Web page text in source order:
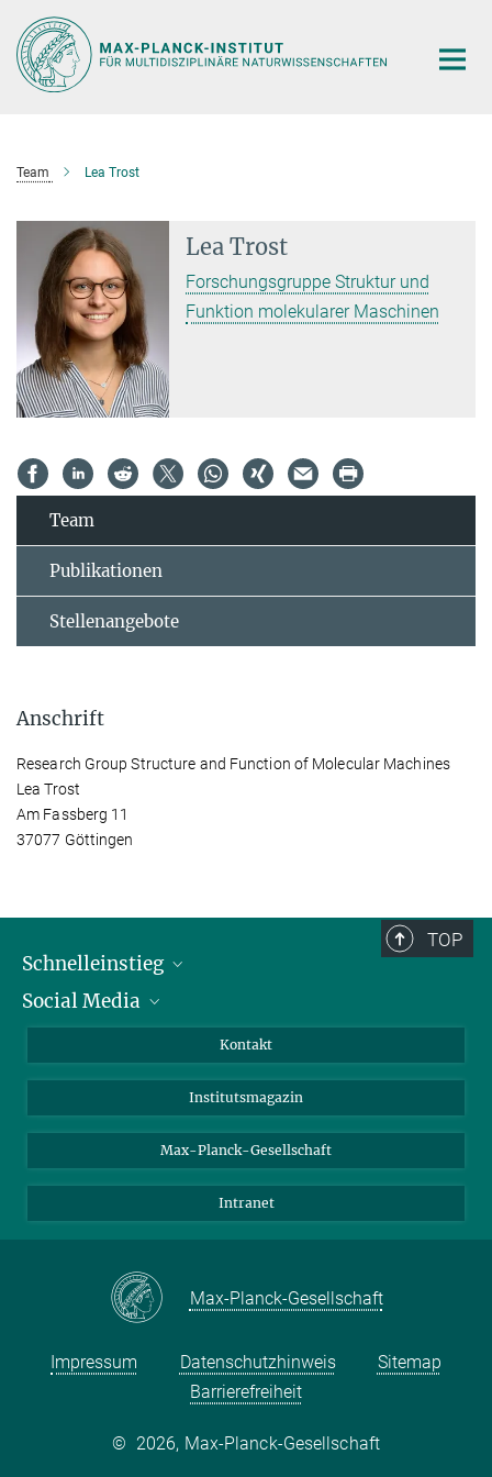
Hauptinhalt
Team Lea Trost
Lea Trost
Forschungsgruppe Struktur und
Funktion molekularer Maschinen
Team
Publikationen
Stellenangebote
Anschrift
Research Group Structure and Function of Molecular Machines
Lea Trost
Am Fassberg 11
37077 Göttingen
TOP
Schnelleinstieg
Alumni
Schulen
Studierende
Social Media
Facebook
YouTube
Kontakt
Institutsmagazin
Max-Planck-Gesellschaft
Intranet
Max-Planck-Gesellschaft
Impressum Datenschutzhinweis
Sitemap
Barrierefreiheit
© 2026, Max-Planck-Gesellschaft